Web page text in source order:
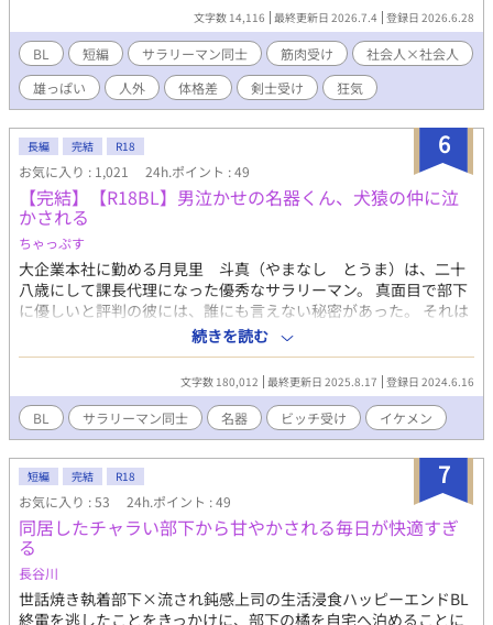
文字数 14,116 最終更新日 2026.7.4 登録日 2026.6.28
BL 短編 サラリーマン同士 筋肉受け
社会人×社会人
雄っぱい
人外 体格差 剣士受け 狂気
6
長編 完結 R18
お気に入り : 1,021 24h.ポイント : 49
【完結】【R18BL】男泣かせの名器くん、犬猿の仲に泣
かされる
ちゃっぷす
大企業本社に勤める月見里 斗真（やまなし とうま）は、二十
八歳にして課長代理になった優秀なサラリーマン。 真面目で部下
に優しいと評判の彼には、誰にも言えない秘密があった。 それは
毎週金曜日の夜、ゲイ向けマッチングアプリで出会った男性と一
回限りのワンナイトを楽しんでいることだ。 しかし、ある日マッ
チングした相手が、なんと同僚であり犬猿の仲である小鳥遊 弦
（たかなし ゆずる）だった……！ 最大の秘密を握った小鳥遊
は、逃げようとする月見里をホテルに連れ込み――!? ※ご注意く
ださい※ ※主人公貞操観念皆無※ （小声） 月見里弟×月見里の
お話→番外編作品『月見里弟の秘めごと』
続きを読む
文字数 180,012 最終更新日 2025.8.17 登録日 2024.6.16
BL サラリーマン同士 名器 ビッチ受け イケメン
7
短編 完結 R18
お気に入り : 53 24h.ポイント : 49
同居したチャラい部下から甘やかされる毎日が快適すぎ
る
長谷川
世話焼き執着部下×流され鈍感上司の生活浸食ハッピーエンドBL
終電を逃したことをきっかけに、部下の橘を自宅へ泊めることに